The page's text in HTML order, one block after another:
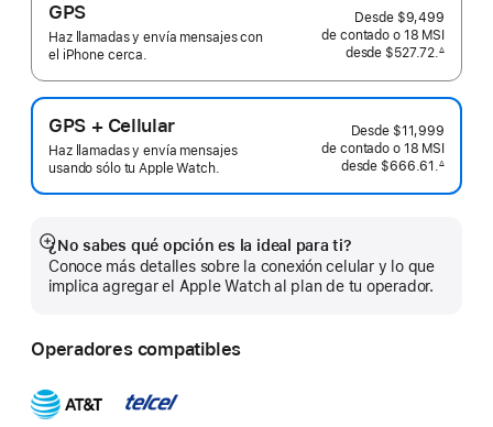
GPS
Haz llamadas y envía mensajes con
el iPhone cerca.
Desde $9,499
de contado o 18 MSI
desde $527.72.∆
GPS + Cellular
Haz llamadas y envía mensajes
usando sólo tu Apple Watch.
Desde $11,999
de contado o 18 MSI
desde $666.61.∆
¿No sabes qué opción es la ideal para ti?
Conoce más detalles sobre la conexión celular y lo que
implica agregar el Apple Watch al plan de tu operador.
Mostrar
más
Operadores compatibles